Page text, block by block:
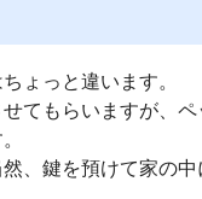
ょっと違います。
てもらいますが、
、鍵を預けて家の